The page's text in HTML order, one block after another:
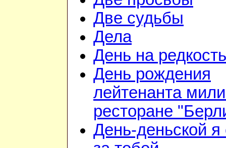
Две судьбы
Дела
День на редкость
День рождения
лейтенанта
ресторане
День-деньской я